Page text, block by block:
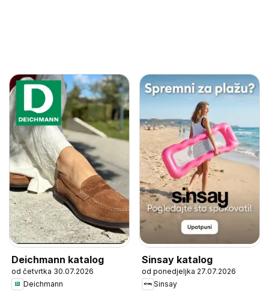
Deichmann katalog
od četvrtka 30.07.2026
Deichmann
Sinsay katalog
od ponedjeljka 27.07.2026
Sinsay